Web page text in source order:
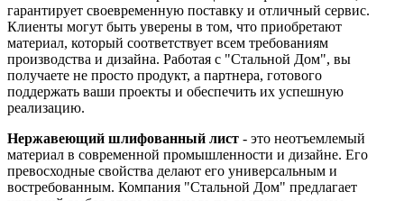
гарантирует своевременную поставку и отличный сервис.
Клиенты могут быть уверены в том, что приобретают
материал, который соответствует всем требованиям
производства и дизайна. Работая с "Стальной Дом", вы
получаете не просто продукт, а партнера, готового
поддержать ваши проекты и обеспечить их успешную
реализацию.
Нержавеющий шлифованный лист - это неотъемлемый
материал в современной промышленности и дизайне. Его
превосходные свойства делают его универсальным и
востребованным. Компания "Стальной Дом" предлагает